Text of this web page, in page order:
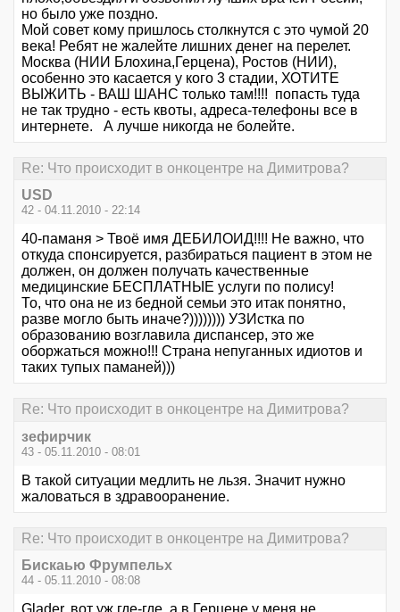
но было уже поздно.
Мой совет кому пришлось столкнутся с это чумой 20
века! Ребят не жалейте лишних денег на перелет.
Москва (НИИ Блохина,Герцена), Ростов (НИИ),
особенно это касается у кого 3 стадии, ХОТИТЕ
ВЫЖИТЬ - ВАШ ШАНС только там!!!! попасть туда
не так трудно - есть квоты, адреса-телефоны все в
интернете. А лучше никогда не болейте.
Re: Что происходит в онкоцентре на Димитрова?
USD
42 - 04.11.2010 - 22:14
40-паманя > Твоё имя ДЕБИЛОИД!!!! Не важно, что
откуда спонсируется, разбираться пациент в этом не
должен, он должен получать качественные
медицинские БЕСПЛАТНЫЕ услуги по полису!
То, что она не из бедной семьи это итак понятно,
разве могло быть иначе?)))))))) УЗИстка по
образованию возглавила диспансер, это же
оборжаться можно!!! Страна непуганных идиотов и
таких тупых паманей)))
Re: Что происходит в онкоцентре на Димитрова?
зефирчик
43 - 05.11.2010 - 08:01
В такой ситуации медлить не льзя. Значит нужно
жаловаться в здравооранение.
Re: Что происходит в онкоцентре на Димитрова?
Бискаью Фрумпельх
44 - 05.11.2010 - 08:08
Glader, вот уж где-где, а в Герцене у меня не